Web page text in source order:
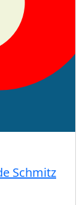
Schmitz